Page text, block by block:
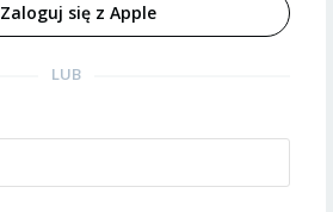
Zaloguj się z Apple
LUB